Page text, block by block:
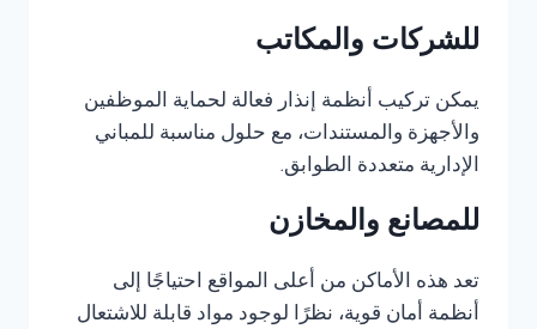
للشركات والمكاتب
يمكن تركيب أنظمة إنذار فعالة لحماية الموظفين
والأجهزة والمستندات، مع حلول مناسبة للمباني
الإدارية متعددة الطوابق.
للمصانع والمخازن
تعد هذه الأماكن من أعلى المواقع احتياجًا إلى
أنظمة أمان قوية، نظرًا لوجود مواد قابلة للاشتعال